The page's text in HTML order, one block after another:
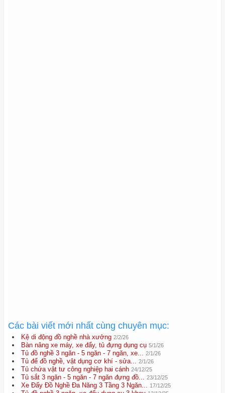
Các bài viết mới nhất cùng chuyên mục:
Kệ di động đồ nghề nhà xưởng 2/2/26
Bàn nâng xe máy, xe đẩy, tủ đựng dụng cụ 5/1/26
Tủ đồ nghề 3 ngăn - 5 ngăn - 7 ngăn, xe... 2/1/26
Tủ để đồ nghề, vật dụng cơ khí - sửa... 2/1/26
Tủ chứa vật tư công nghiệp hai cánh 24/12/25
Tủ sắt 3 ngăn - 5 ngăn - 7 ngăn đựng đồ... 23/12/25
Xe Đẩy Đồ Nghề Đa Năng 3 Tầng 3 Ngăn... 17/12/25